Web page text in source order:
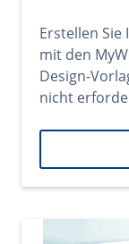
Erstellen
mit den
Design-
nicht